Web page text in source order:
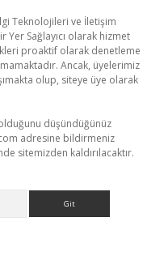
Teknolojileri ve İletişim
Yer Sağlayıcı olarak hizmet
proaktif olarak denetleme
Ancak, üyelerimiz
olup, siteye üye olarak
düşündüğünüz
adresine bildirmeniz
sitemizden kaldırılacaktır.